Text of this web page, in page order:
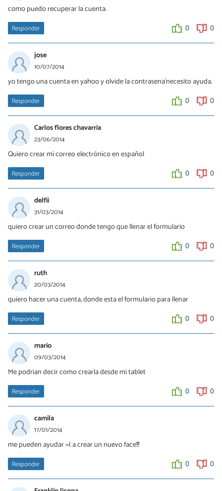
como puedo recuperar la cuenta.
Responder 0 0
jose
10/07/2014
yo tengo una cuenta en yahoo y olvide la contrasena`necesito ayuda.
Responder 0 0
Carlos flores chavarria
23/06/2014
Quiero crear mi correo electrónico en español
Responder 0 0
delfii
31/03/2014
quiero crear un correo donde tengo que llenar el formulario
Responder 0 0
ruth
20/03/2014
quiero hacer una cuenta, donde esta el formulario para llenar
Responder 0 0
mario
09/03/2014
Me podrian decir como crearla desde mi tablet
Responder 0 0
camila
17/01/2014
me pueden ayudar =( a crear un nuevo face!!!
Responder 0 0